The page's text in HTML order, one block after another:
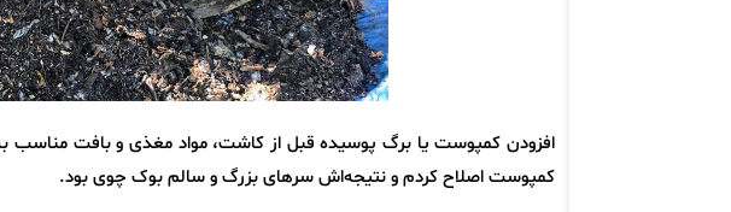
کمپوست اصلاح کردم و نتیجه‌اش سرهای بزرگ و سالم بوک چوی بود.